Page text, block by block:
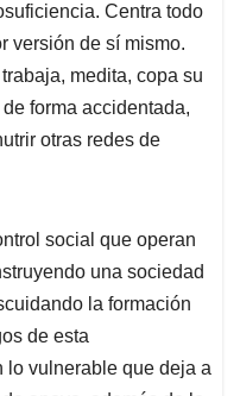
Centra todo
versión de sí mismo.
medita, copa su
forma accidentada,
otras redes de
social que operan
una sociedad
la formación
de esta
lo vulnerable que deja a